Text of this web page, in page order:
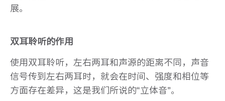
展。
双耳聆听的作用
使用双耳聆听，左右两耳和声源的距离不同，声音
信号传到左右两耳时，就会在时间、强度和相位等
方面存在差异，这是我们所说的“立体音”。